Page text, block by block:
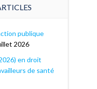
publique
2026
en droit
de santé